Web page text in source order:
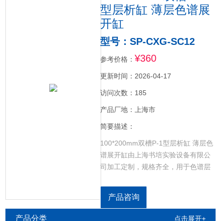
型层析缸 薄层色谱展
开缸
型号：SP-CXG-SC12
参考价格： ¥360
更新时间：2026-04-17
访问次数：185
产品厂地：上海市
简要描述：
100*200mm双槽P-1型层析缸 薄层色
谱展开缸由上海书培实验设备有限公
司加工定制，规格齐全，用于色谱层
200*100mm，
100*200mm,100*100mm，展开缸底
产品咨询
产品分类 点击展开+